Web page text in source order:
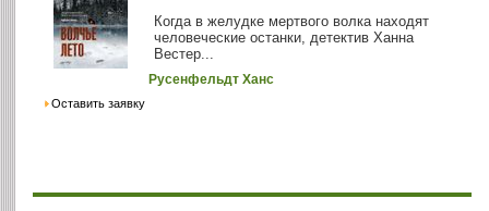
Когда в желудке мертвого волка находят
человеческие останки, детектив Ханна
Вестер...
Русенфельдт Ханс
Оставить заявку